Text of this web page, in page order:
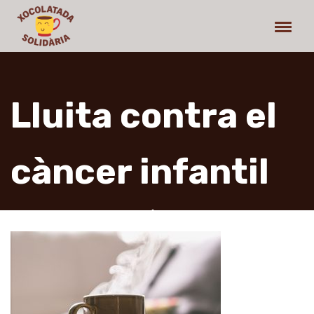
Lluita contra el
càncer infantil
La xocolatada solidària